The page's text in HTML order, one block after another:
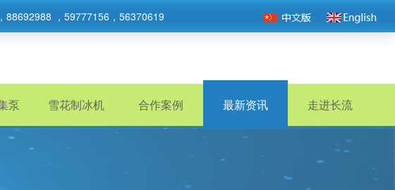
88692988 ，59777156，56370619
泵 雪花制冰机 合作案例 最新资讯 走进长流